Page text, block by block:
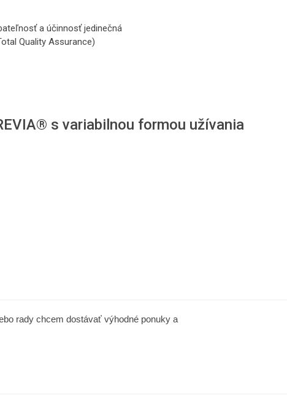
a účinnosť jedinečná
Quality Assurance)
s variabilnou formou užívania
rady chcem dostávať výhodné ponuky a